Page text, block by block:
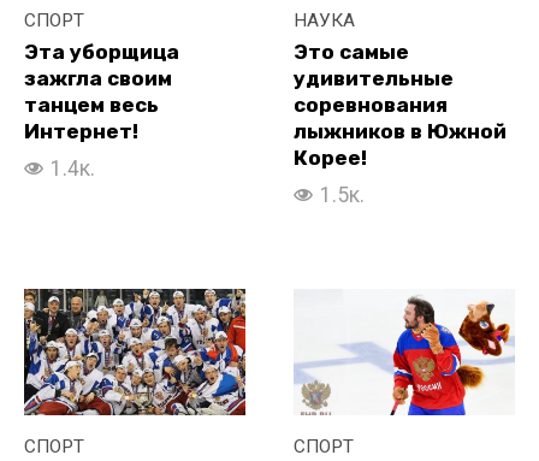
СПОРТ
Эта уборщица
зажгла своим
танцем весь
Интернет!
1.4к.
НАУКА
Это самые
удивительные
соревнования
лыжников в Южной
Корее!
1.5к.
СПОРТ СПОРТ